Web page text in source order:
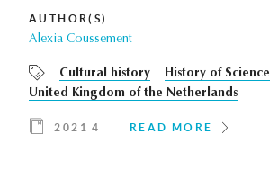
AUTHOR(S)
Alexia Coussement
Cultural history
History of Science
United Kingdom of the Netherlands
2021 4 READ MORE